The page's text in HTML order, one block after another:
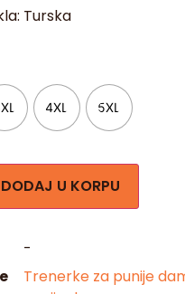
Turska
4XL 5XL
DODAJ U KORPU
-
Trenerke za punije